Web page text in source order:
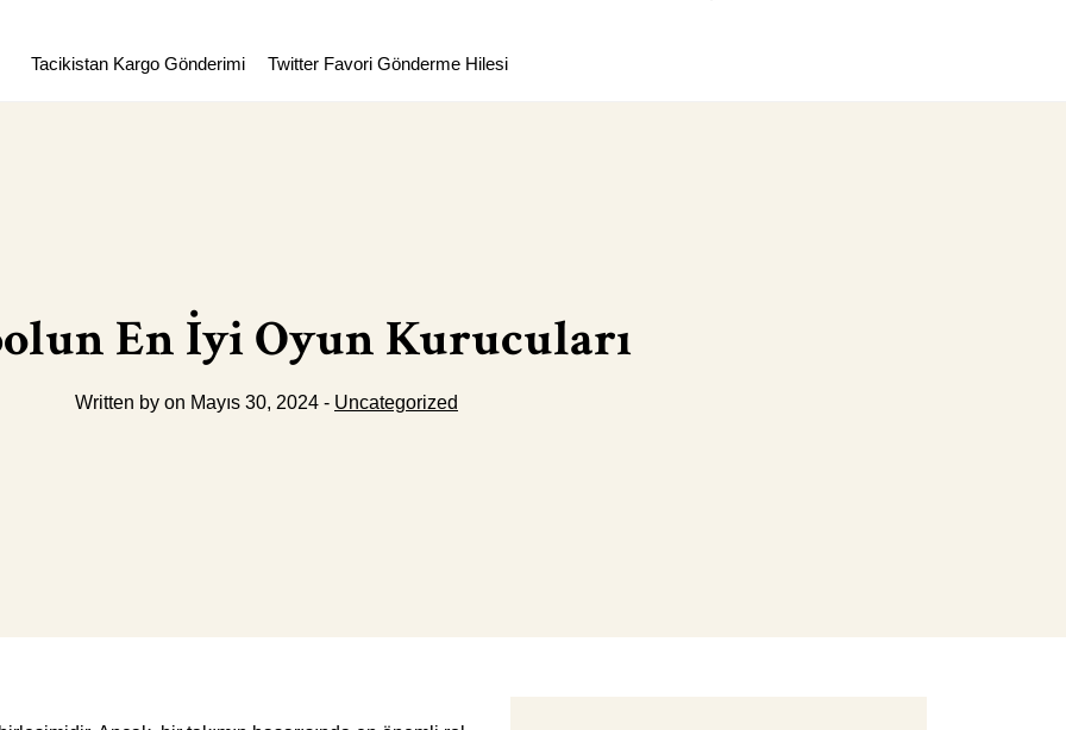
Tacikistan Kargo Gönderimi Twitter Favori Gönderme Hilesi
En İyi Oyun Kurucuları
Written by on Mayıs 30, 2024 - Uncategorized